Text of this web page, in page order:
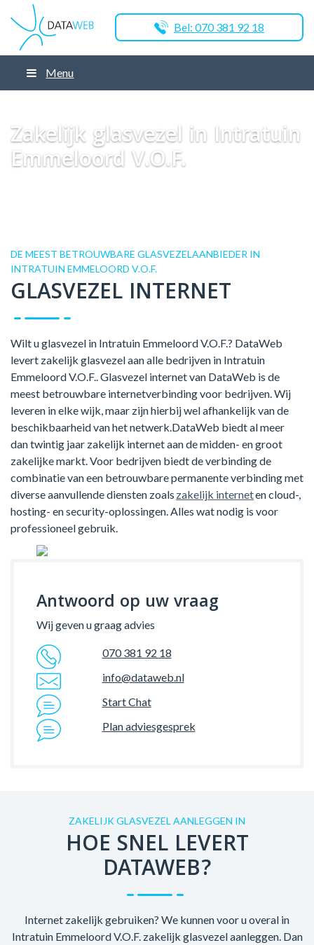
Bel: 070 381 92 18
Menu
Zakelijk glasvezel in Intratuin
Emmeloord V.O.F.
DE MEEST BETROUWBARE GLASVEZELAANBIEDER IN
INTRATUIN EMMELOORD V.O.F.
GLASVEZEL INTERNET
Wilt u glasvezel in Intratuin Emmeloord V.O.F.? DataWeb
levert zakelijk glasvezel aan alle bedrijven in Intratuin
Emmeloord V.O.F.. Glasvezel internet van DataWeb is de
meest betrouwbare internetverbinding voor bedrijven. Wij
leveren in elke wijk, maar zijn hierbij wel afhankelijk van de
beschikbaarheid van het netwerk.DataWeb biedt al meer
dan twintig jaar zakelijk internet aan de midden- en groot
zakelijke markt. Voor bedrijven biedt de verbinding de
combinatie van een betrouwbare permanente verbinding met
diverse aanvullende diensten zoals zakelijk interneten cloud-,
hosting- en security-oplossingen. Alles wat nodig is voor
professioneel gebruik.
Antwoord op uw vraag
Wij geven u graag advies
070 381 92 18
info@dataweb.nl
Start Chat
Plan adviesgesprek
ZAKELIJK GLASVEZEL AANLEGGEN IN
HOE SNEL LEVERT
DATAWEB?
Internet zakelijk gebruiken? We kunnen voor u overal in
Intratuin Emmeloord V.O.F. zakelijk glasvezel aanleggen. Dan